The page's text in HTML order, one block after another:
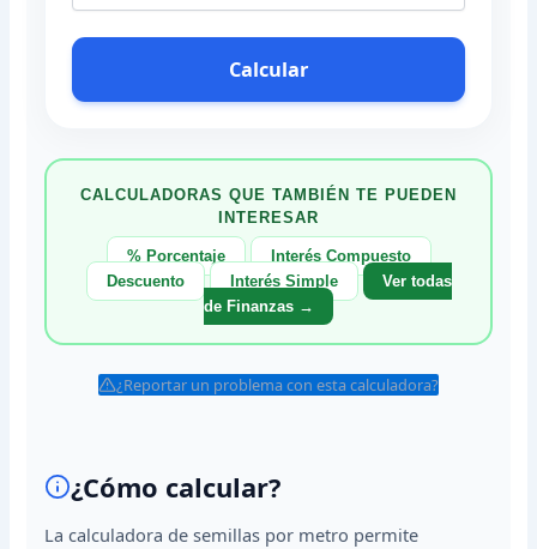
Calcular
CALCULADORAS QUE TAMBIÉN TE PUEDEN
INTERESAR
% Porcentaje
Interés Compuesto
Descuento
Interés Simple
Ver todas
de Finanzas →
¿Reportar un problema con esta calculadora?
¿Cómo calcular?
La calculadora de semillas por metro permite